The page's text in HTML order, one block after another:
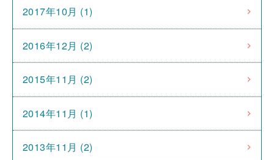
2017年10月 (1)
2016年12月 (2)
2015年11月 (2)
2014年11月 (1)
2013年11月 (2)